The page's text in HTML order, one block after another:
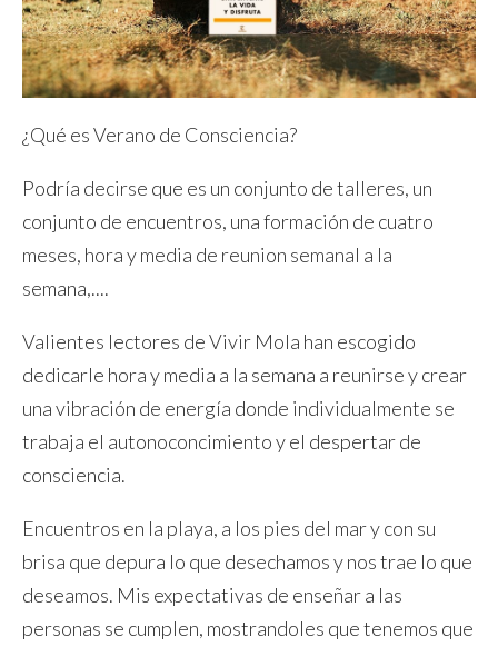
¿Qué es Verano de Consciencia?
Podría decirse que es un conjunto de talleres, un
conjunto de encuentros, una formación de cuatro
meses, hora y media de reunion semanal a la
semana,....
Valientes lectores de Vivir Mola han escogido
dedicarle hora y media a la semana a reunirse y crear
una vibración de energía donde individualmente se
trabaja el autonoconcimiento y el despertar de
consciencia.
Encuentros en la playa, a los pies del mar y con su
brisa que depura lo que desechamos y nos trae lo que
deseamos. Mis expectativas de enseñar a las
personas se cumplen, mostrandoles que tenemos que